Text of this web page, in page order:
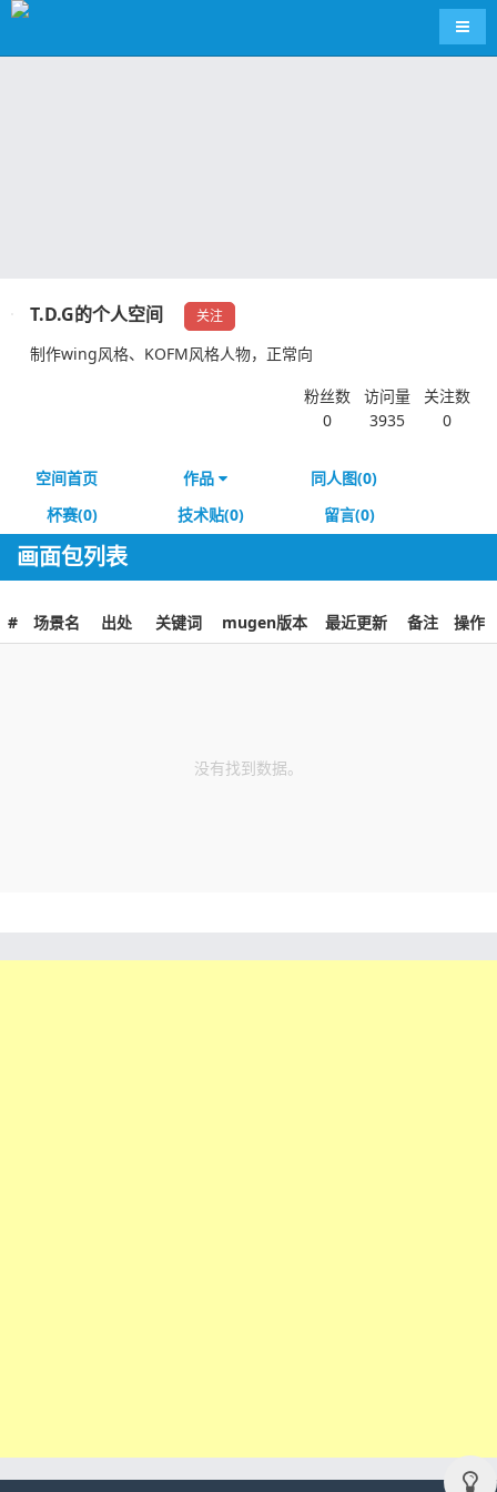
导航
T.D.G的个人空间 关注
制作wing风格、KOFM风格人物，正常向
粉丝数
0
访问量
3935
关注数
0
空间首页 作品
同人图(0)
杯赛(0)
技术贴(0) 留言(0)
画面包列表
# 场景名 出处 关键词 mugen版本 最近更新 备注 操作
没有找到数据。